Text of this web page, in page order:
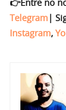
👉Entre no
Telegram |
Instagram,